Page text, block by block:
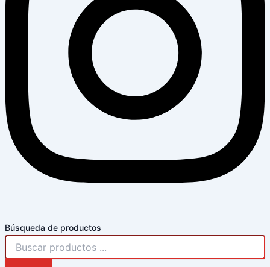
Búsqueda de productos